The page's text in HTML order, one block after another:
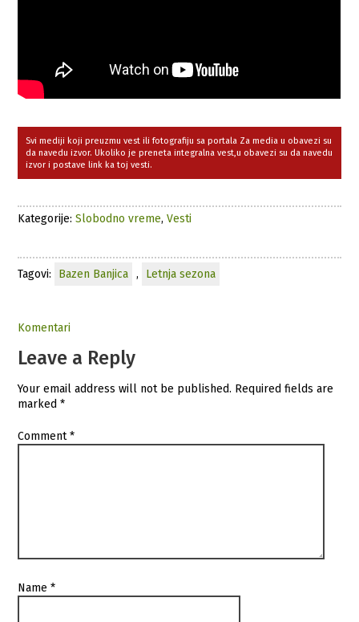
Svi mediji koji preuzmu vest ili fotografiju sa portala Za media u obavezi su
da navedu izvor. Ukoliko je preneta integralna vest,u obavezi su da navedu
izvor i postave link ka toj vesti.
Kategorije:Slobodno vreme,Vesti
Tagovi: Bazen Banjica , Letnja sezona
Komentari
Leave a Reply
Your email address will not be published. Required fields are
marked*
Comment*
Name*